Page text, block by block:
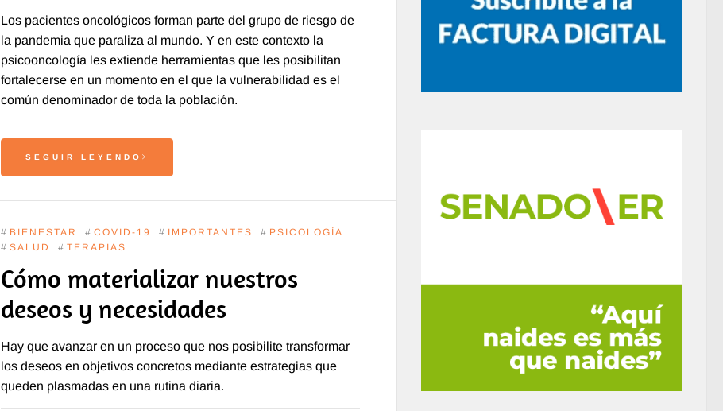
Los pacientes oncológicos forman parte del grupo de riesgo de
la pandemia que paraliza al mundo. Y en este contexto la
psicooncología les extiende herramientas que les posibilitan
fortalecerse en un momento en el que la vulnerabilidad es el
común denominador de toda la población.
SEGUIR LEYENDO
# BIENESTAR # COVID-19 # IMPORTANTES # PSICOLOGÍA
# SALUD # TERAPIAS
Cómo materializar nuestros
deseos y necesidades
Hay que avanzar en un proceso que nos posibilite transformar
los deseos en objetivos concretos mediante estrategias que
queden plasmadas en una rutina diaria.